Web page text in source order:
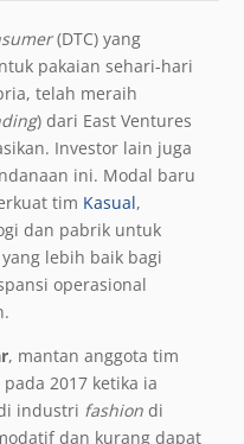
(DTC) yang
pakaian sehari-hari
telah meraih
) dari East Ventures
Investor lain juga
ini. Modal baru
tim Kasual,
dan pabrik untuk
lebih baik bagi
operasional
, mantan anggota tim
pada 2017 ketika ia
industri fashion di
dan kurang dapat